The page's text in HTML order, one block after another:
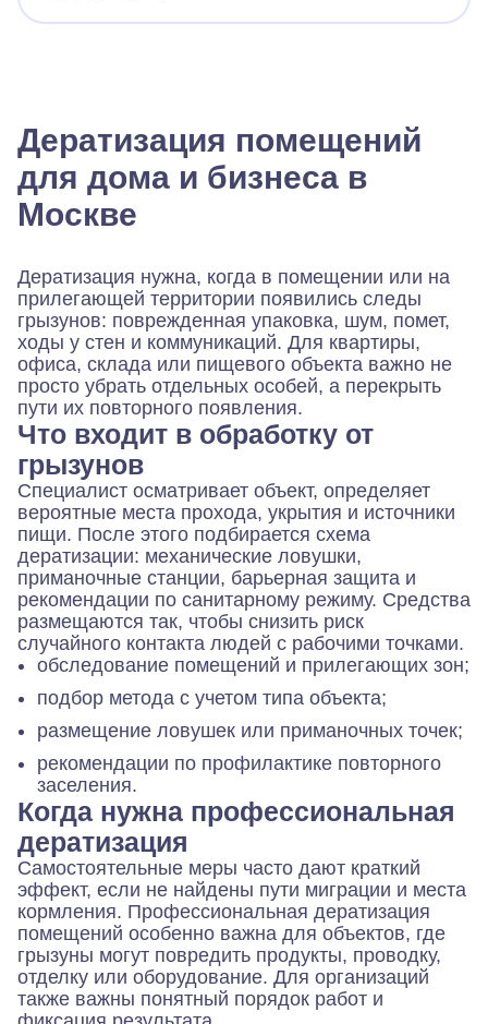
Дератизация помещений
для дома и бизнеса в
Москве
Дератизация нужна, когда в помещении или на
прилегающей территории появились следы
грызунов: поврежденная упаковка, шум, помет,
ходы у стен и коммуникаций. Для квартиры,
офиса, склада или пищевого объекта важно не
просто убрать отдельных особей, а перекрыть
пути их повторного появления.
Что входит в обработку от
грызунов
Специалист осматривает объект, определяет
вероятные места прохода, укрытия и источники
пищи. После этого подбирается схема
дератизации: механические ловушки,
приманочные станции, барьерная защита и
рекомендации по санитарному режиму. Средства
размещаются так, чтобы снизить риск
случайного контакта людей с рабочими точками.
обследование помещений и прилегающих зон;
подбор метода с учетом типа объекта;
размещение ловушек или приманочных точек;
рекомендации по профилактике повторного
заселения.
Когда нужна профессиональная
дератизация
Самостоятельные меры часто дают краткий
эффект, если не найдены пути миграции и места
кормления. Профессиональная дератизация
помещений особенно важна для объектов, где
грызуны могут повредить продукты, проводку,
отделку или оборудование. Для организаций
также важны понятный порядок работ и